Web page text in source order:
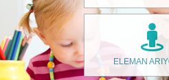
ELEMAN